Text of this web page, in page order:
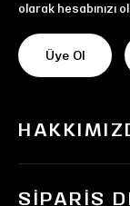
olarak hesabınızı
Üye Ol
SIPARIŞ